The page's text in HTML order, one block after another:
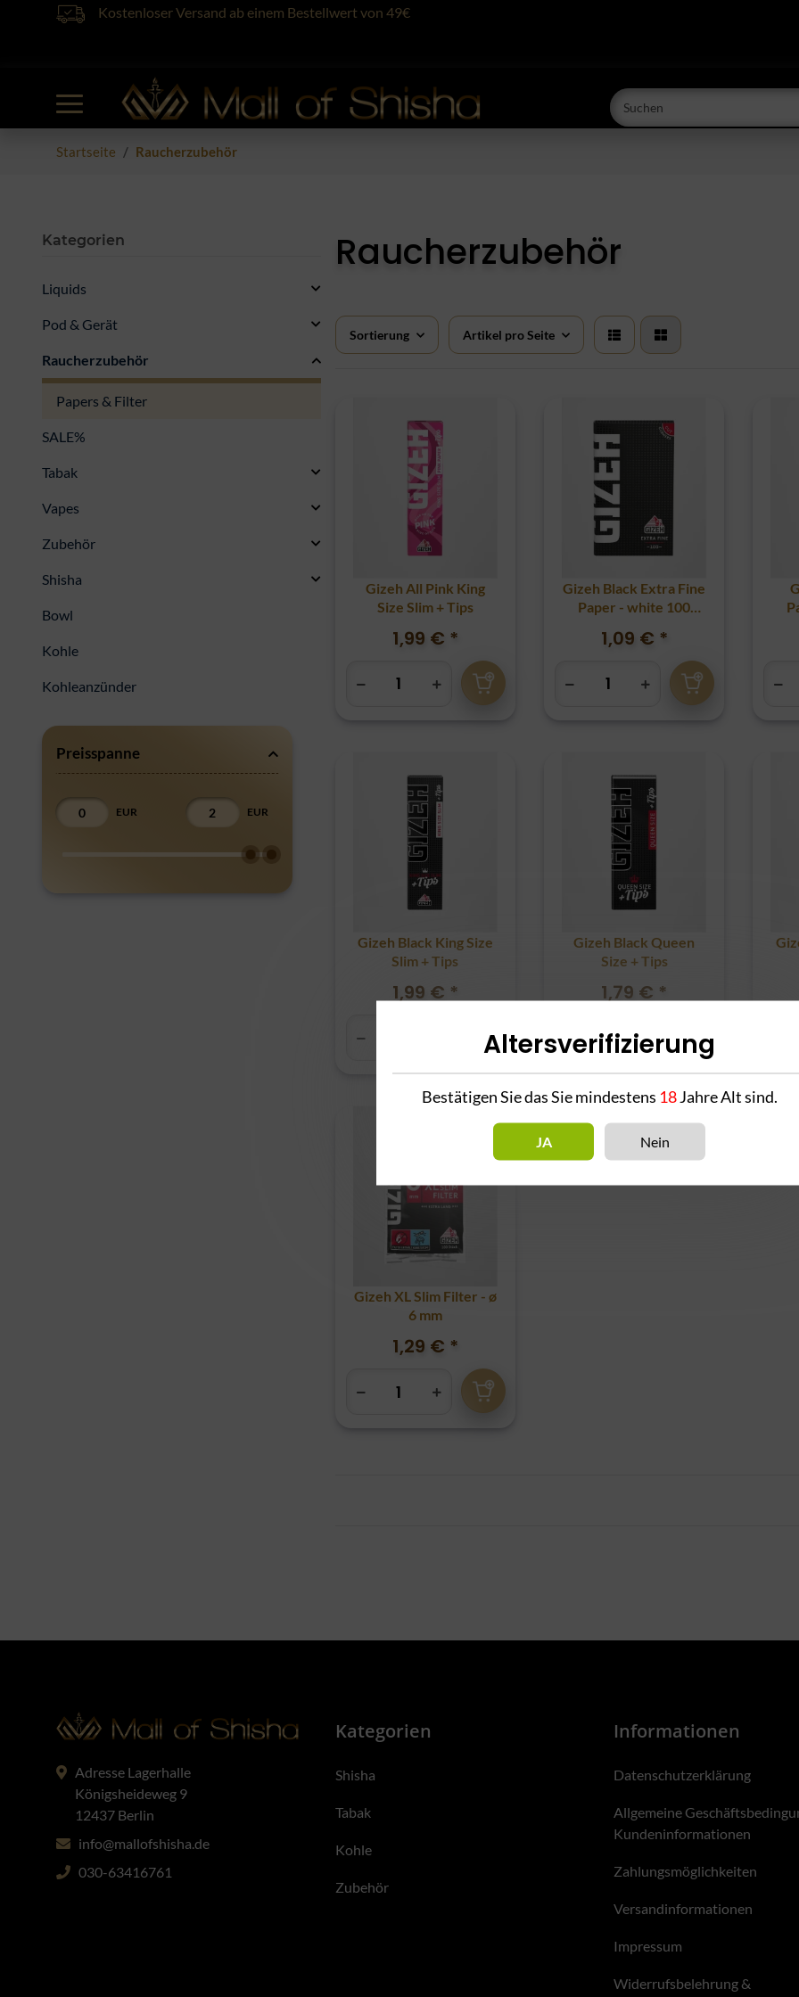
Kostenloser Versand ab einem Bestellwert von 49€
Startseite Raucherzubehör
Raucherzubehör
Sortierung Artikel pro Seite
Gizeh All Pink King
Size Slim + Tips
1,99 € *
Gizeh Black Extra Fine
Paper - white 100
1,09 € *
Gizeh Black King Size
Slim + Tips
1,99 € *
Gizeh Black Queen
Size + Tips
1,79 € *
Gizeh XL Slim Filter - ø
6 mm
1,29 € *
Kategorien
Liquids
Pod & Gerät
Raucherzubehör
Papers & Filter
SALE%
Tabak
Vapes
Zubehör
Shisha
Bowl
Kohle
Kohleanzünder
Preisspanne
EUR EUR
Adresse Lagerhalle
Königsheideweg 9
12437 Berlin
info@mallofshisha.de
030-63416761
Kategorien
Shisha
Tabak
Kohle
Zubehör
Informationen
Datenschutzerklärung
Allgemeine
Kundeninformationen
Zahlungsmöglichkeiten
Versandinformationen
Impressum
Widerrufsbelehrung &
Altersverifizierung
Bestätigen Sie das Sie mindestens 18Jahre Alt sind.
JA Nein